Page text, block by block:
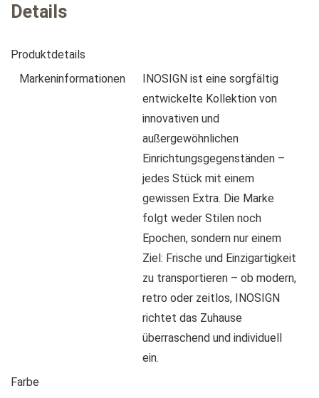
Details
Produktdetails
Markeninformationen
INOSIGN ist eine sorgfältig
entwickelte Kollektion von
innovativen und
außergewöhnlichen
Einrichtungsgegenständen –
jedes Stück mit einem
gewissen Extra. Die Marke
folgt weder Stilen noch
Epochen, sondern nur einem
Ziel: Frische und Einzigartigkeit
zu transportieren – ob modern,
retro oder zeitlos, INOSIGN
richtet das Zuhause
überraschend und individuell
ein.
Farbe